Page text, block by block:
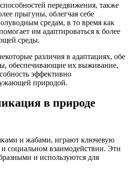
передвижения, также
прыгуны, облегчая себе
средам, в то время как
им адаптироваться к более
среды.
различия в адаптациях, обе
обеспечивающие их выживание,
эффективно
природой.
в природе
и жабами, играют ключевую
социальном взаимодействии. Эти
и используются для